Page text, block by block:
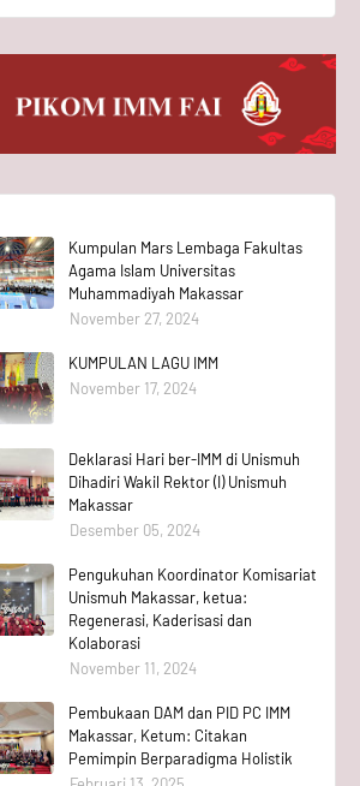
Kumpulan Mars Lembaga Fakultas
Agama Islam Universitas
Muhammadiyah Makassar
November 27, 2024
KUMPULAN LAGU IMM
November 17, 2024
Deklarasi Hari ber-IMM di Unismuh
Dihadiri Wakil Rektor (I) Unismuh
Makassar
Desember 05, 2024
Pengukuhan Koordinator Komisariat
Unismuh Makassar, ketua:
Regenerasi, Kaderisasi dan
Kolaborasi
November 11, 2024
Pembukaan DAM dan PID PC IMM
Makassar, Ketum: Citakan
Pemimpin Berparadigma Holistik